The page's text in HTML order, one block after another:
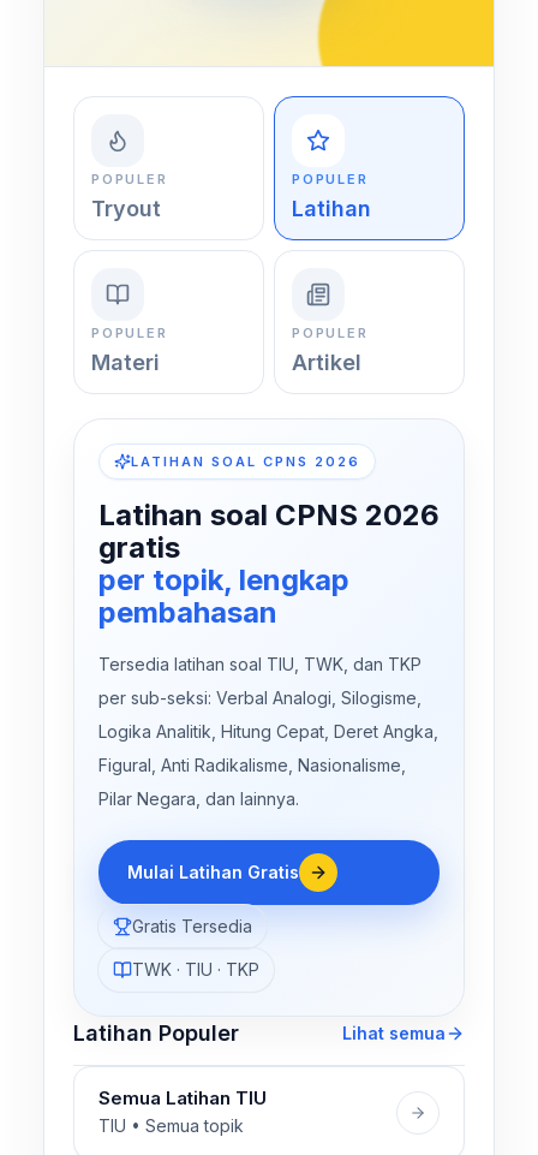
POPULER
Tryout
POPULER
Latihan
POPULER
Materi
POPULER
Artikel
LATIHAN SOAL CPNS 2026
Latihan soal CPNS 2026
gratis
per topik, lengkap
pembahasan
Tersedia latihan soal TIU, TWK, dan TKP
per sub-seksi: Verbal Analogi, Silogisme,
Logika Analitik, Hitung Cepat, Deret Angka,
Figural, Anti Radikalisme, Nasionalisme,
Pilar Negara, dan lainnya.
Mulai Latihan Gratis
Gratis Tersedia
TWK · TIU · TKP
Latihan Populer Lihat semua
Semua Latihan TIU
TIU • Semua topik